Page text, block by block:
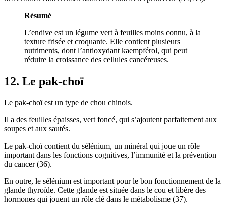
Résumé
L’endive est un légume vert à feuilles moins connu, à la
texture frisée et croquante. Elle contient plusieurs
nutriments, dont l’antioxydant kaempférol, qui peut
réduire la croissance des cellules cancéreuses.
12. Le pak-choï
Le pak-choï est un type de chou chinois.
Il a des feuilles épaisses, vert foncé, qui s’ajoutent parfaitement aux
soupes et aux sautés.
Le pak-choï contient du sélénium, un minéral qui joue un rôle
important dans les fonctions cognitives, l’immunité et la prévention
du cancer (36).
En outre, le sélénium est important pour le bon fonctionnement de la
glande thyroïde. Cette glande est située dans le cou et libère des
hormones qui jouent un rôle clé dans le métabolisme (37).